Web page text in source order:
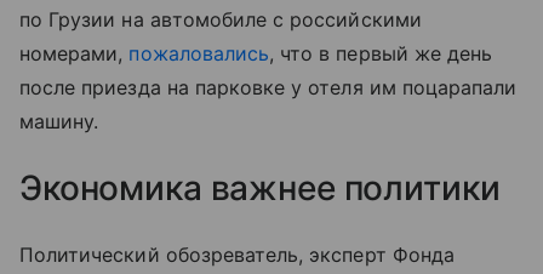
по Грузии на автомобиле с российскими
номерами, пожаловались, что в первый же день
после приезда на парковке у отеля им поцарапали
машину.
Экономика важнее политики
Политический обозреватель, эксперт Фонда